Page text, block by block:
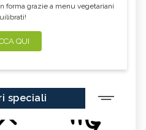
forma grazie a menu vegetariani
QUI
speciali